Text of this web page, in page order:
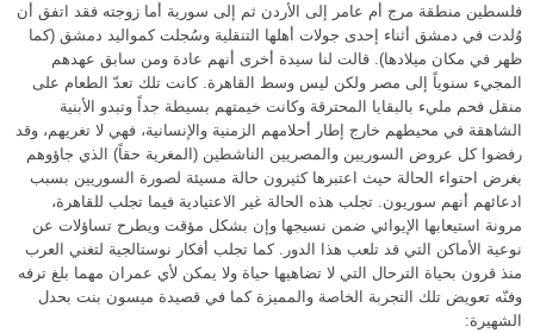
فلسطين منطقة مرج أم عامر إلى الأردن ثم إلى سورية أما زوجته فقد اتفق أن
وُلدت في دمشق أثناء إحدى جولات أهلها التنقلية وسُجلت كمواليد دمشق (كما
ظهر في مكان ميلادها). قالت لنا سيدة أخرى أنهم عادة ومن سابق عهدهم
المجيء سنوياً إلى مصر ولكن ليس وسط القاهرة .كانت تلك تعدّ الطعام على
منقل فحم مليء بالبقايا المحترقة وكانت خيمتهم بسيطة جداً وتبدو الأبنية
الشاهقة في محيطهم خارج إطار أحلامهم الزمنية والإنسانية، فهي لا تغريهم، وقد
رفضوا كل عروض السوريين والمصريين الناشطين ( المغرية حقاً) الذي جاؤوهم
بغرض احتواء الحالة حيث اعتبرها كثيرون حالة مسيئة لصورة السوريين بسبب
ادعائهم أنهم سوريون تجلب هذه الحالة غير الاعتيادية فيما تجلب للقاهرة،
مرونة استيعابها الإيوائي ضمن نسيجها وإن بشكل مؤقت ويطرح تساؤلات عن
نوعية الأماكن التي قد تلعب هذا الدور
.كما تجلب أفكار نوستالجية لتغني العرب
منذ قرون بحياة الترحال التي لا تضاهيها حياة ولا يمكن لأي عمران مهما بلغ ترفه
وفنّه تعويض تلك التجربة الخاصة والمميزة كما في قصيدة ميسون بنت بحدل
الشهيرة: